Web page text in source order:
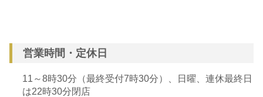
営業時間・定休日
11～8時30分（最終受付7時30分）、日曜、連休最終日
は22時30分閉店